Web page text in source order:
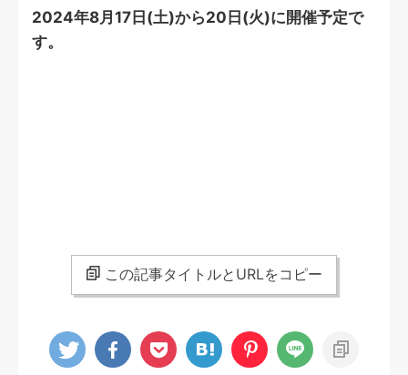
2024年8月17日(土)から20日(火)に開催予定で
す。
この記事タイトルとURLをコピー